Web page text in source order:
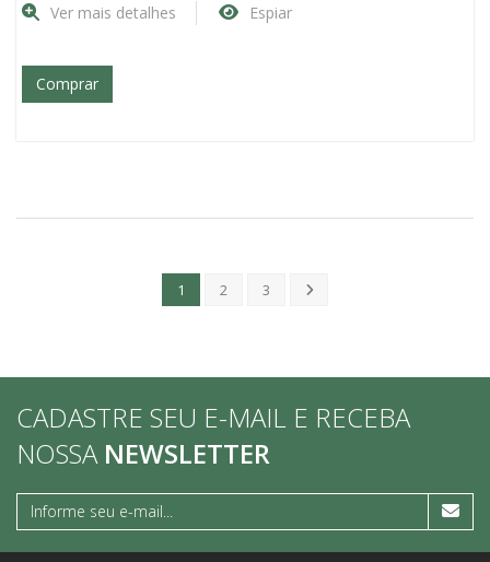
Ver mais detalhes Espiar
Comprar
1 2 3
CADASTRE SEU E-MAIL E RECEBA
NOSSA NEWSLETTER